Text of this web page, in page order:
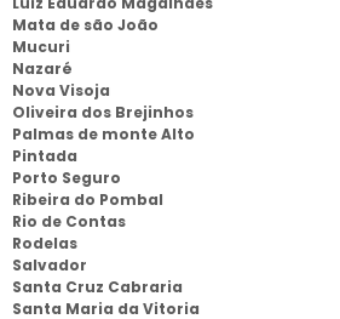
Mata de são João
Mucuri
Nazaré
Nova Visoja
Oliveira dos Brejinhos
Palmas de monte Alto
Pintada
Porto Seguro
Ribeira do Pombal
Rio de Contas
Rodelas
Salvador
Santa Cruz Cabraria
Santa Maria da Vitoria